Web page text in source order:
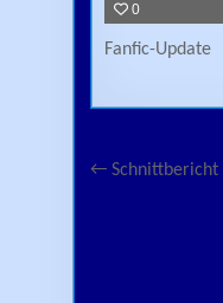
0
Fanfic-Update
← Schnittbericht